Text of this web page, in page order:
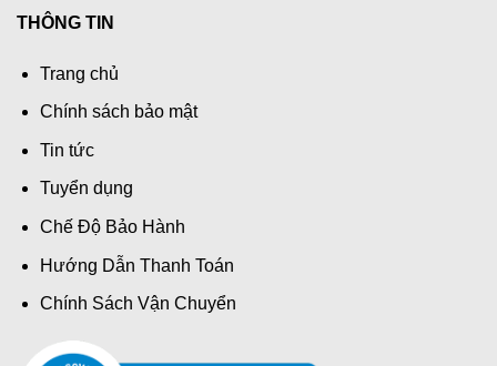
THÔNG TIN
Trang chủ
Chính sách bảo mật
Tin tức
Tuyển dụng
Chế Độ Bảo Hành
Hướng Dẫn Thanh Toán
Chính Sách Vận Chuyển